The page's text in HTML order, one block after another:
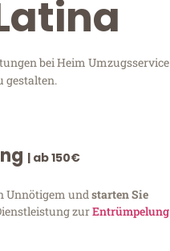
bei Heim Umzugsservice
gestalten.
| ab 150€
Unnötigem undstarten Sie
zurEntrümpelung